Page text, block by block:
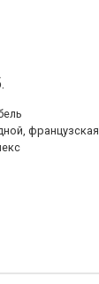
французская